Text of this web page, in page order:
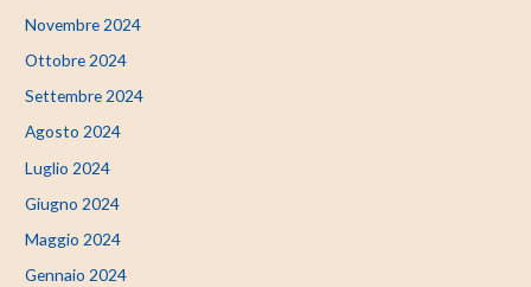
Novembre 2024
Ottobre 2024
Settembre 2024
Agosto 2024
Luglio 2024
Giugno 2024
Maggio 2024
Gennaio 2024